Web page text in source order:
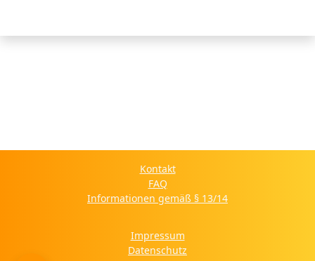
Kontakt
FAQ
Informationen gemäß § 13/14
Impressum
Datenschutz